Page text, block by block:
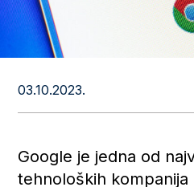
03.10.2023.
Google je jedna od
tehnoloških kompanija